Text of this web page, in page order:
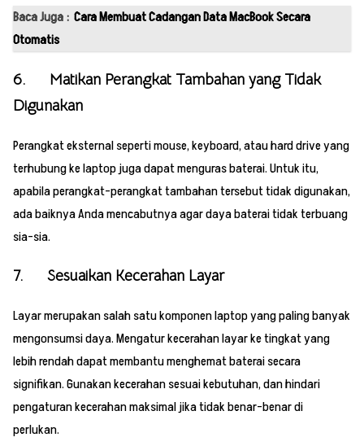
Baca Juga : Cara Membuat Cadangan Data MacBook Secara
Otomatis
6. Matikan Perangkat Tambahan yang Tidak
Digunakan
Perangkat eksternal seperti mouse, keyboard, atau hard drive yang
terhubung ke laptop juga dapat menguras baterai. Untuk itu,
apabila perangkat-perangkat tambahan tersebut tidak digunakan,
ada baiknya Anda mencabutnya agar daya baterai tidak terbuang
sia-sia.
7. Sesuaikan Kecerahan Layar
Layar merupakan salah satu komponen laptop yang paling banyak
mengonsumsi daya. Mengatur kecerahan layar ke tingkat yang
lebih rendah dapat membantu menghemat baterai secara
signifikan. Gunakan kecerahan sesuai kebutuhan, dan hindari
pengaturan kecerahan maksimal jika tidak benar-benar di
perlukan.